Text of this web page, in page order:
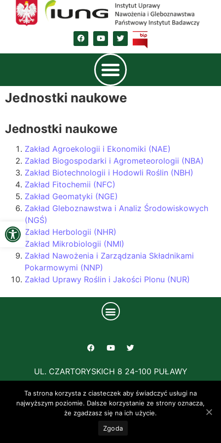
Open toolbar
Jednostki naukowe
Jednostki naukowe
Zakład Agroekologii i Ekonomiki (NAE)
Zakład Biogospodarki i Agrometeorologii (NBA)
Zakład Biotechnologii i Hodowli Roślin (NBH)
Zakład Fitochemii (NFC)
Zakład Geomatyki (NGE)
Zakład Gleboznawstwa i Analiz Środowiskowych
(NGŚ)
Zakład Herbologii (NHR)
Zakład Mikrobiologii (NMI)
Zakład Nawożenia i Zarządzania Składnikami
Pokarmowymi (NNP)
Zakład Uprawy Roślin i Jakości Plonu (NUR)
UL. CZARTORYSKICH 8 24-100 PUŁAWY
TEL: +48 81 4786 700
Ta strona korzysta z ciasteczek aby świadczyć usługi na
najwyższym poziomie. Dalsze korzystanie ze strony oznacza,
że zgadzasz się na ich użycie.
Zgoda